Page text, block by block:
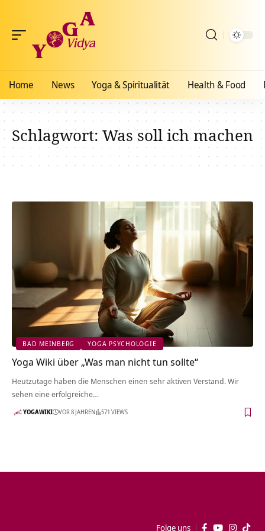
Home News Yoga & Spiritualität Health & Food
Schlagwort:Was soll ich machen
BAD MEINBERG YOGA PSYCHOLOGIE
Yoga Wiki über „Was man nicht tun sollte“
Heutzutage haben die Menschen einen sehr aktiven Verstand. Wir
sehen eine erfolgreiche…
YOGAWIKI VOR 8 JAHREN 571 VIEWS
Folge uns